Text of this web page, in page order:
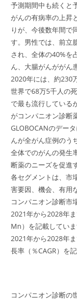
予測期間中も続くと
がんの有病率の上昇
りが、今後数年間で
す。男性では、前立
され、全体の40%を
ん、大腸がんががん
2020年には、約230
世界で68万5千人の
で最も流行している
がコンパニオン診断
GLOBOCANのデー
んが全がん症例のう
全体でのがんの発生
断薬のニーズを促進
各セグメントは、市
害要因、機会、有用
コンパニオン診断市
2021年から2028年
Mn）を記載してい
2021年から2028年
長率（％CAGR）を
コンパニオン診断の